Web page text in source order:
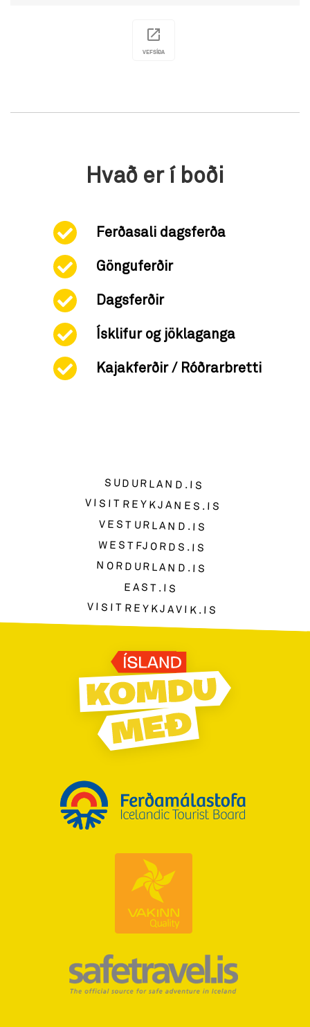
VEFSÍÐA
Hvað er í boði
Ferðasali dagsferða
Gönguferðir
Dagsferðir
Ísklifur og jöklaganga
Kajakferðir / Róðrarbretti
SUDURLAND.IS
VISITREYKJANES.IS
VESTURLAND.IS
WESTFJORDS.IS
NORDURLAND.IS
EAST.IS
VISITREYKJAVIK.IS